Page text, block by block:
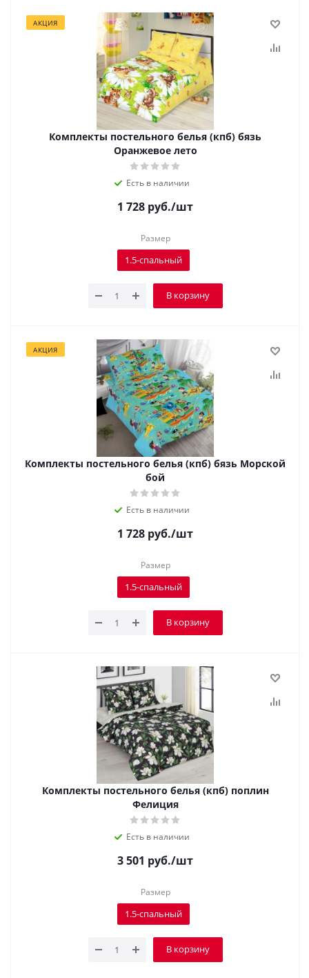
АКЦИЯ
Комплекты постельного белья (кпб) бязь
Оранжевое лето
Есть в наличии
1 728 руб./шт
Размер
1.5-спальный
В корзину
АКЦИЯ
Комплекты постельного белья (кпб) бязь Морской
бой
Есть в наличии
1 728 руб./шт
Размер
1.5-спальный
В корзину
Комплекты постельного белья (кпб) поплин
Фелиция
Есть в наличии
3 501 руб./шт
Размер
1.5-спальный
В корзину